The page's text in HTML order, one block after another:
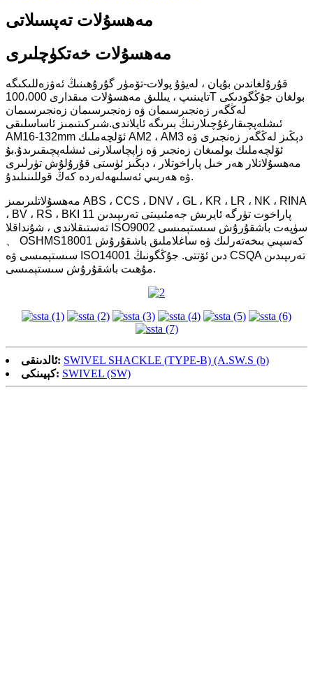
مەھسۇلات تەپسىلاتى
مەھسۇلات خەتكۈچلىرى
قۇرۇلغاندىن بۇيان ، لەيۋۇ پولات-تۆمۈر گۇرۇھىنىڭ ئەۋزەللىكىگە
تايىنىپ ، يىللىق مەھسۇلات مىقدارى 100،000T بولغان جۇڭگودىكى
لەڭگەر زەنجىرسىمان ۋە زەنجىرسىمان زەنجىرسىمان
ئىشلەپچىقارغۇچىلارنىڭ بىرىگە ئايلاندى.شىركىتىمىز ئاساسلىقى
AM16-132mm ئۆلچەملىك AM2 ، AM3 دېڭىز لەڭگەر زەنجىرى ۋە
ئۆلچەملىك بولمىغان زەنجىر ۋە زاپچاسلارنى ئىشلەپچىقىرىدۇ.بۇ
مەھسۇلاتلار ھەر خىل پاراخوتلار ، دېڭىز ئۈستى قۇرۇلۇش تۈرلىرى
ۋە ھەربىي ئەسلىھەلەردە كەڭ قوللىنىلىدۇ.
مەھسۇلاتلىرىمىز ABS ، CCS ، DNV ، GL ، KR ، LR ، NK ، RINA
، BV ، RS ، BKI 11 پاراخوت تۈرگە ئايرىش جەمئىيىتى تەرىپىدىن
تەستىقلاندى ، شۇنداقلا ISO9002 سۈپەت باشقۇرۇش سىستېمىسى
、 OSHMS18001 كەسپىي بىخەتەرلىك ۋە ساغلاملىق باشقۇرۇش
سىستېمىسى ۋە ISO14001 دىن ئۆتتى. جۇڭگونىڭ CSQA تەرىپىدىن
مۇھىت باشقۇرۇش سىستېمىسى.
ئالدىنقى: SWIVEL SHACKLE (TYPE-B) (A.SW.S (b)
كېيىنكى: SWIVEL (SW)